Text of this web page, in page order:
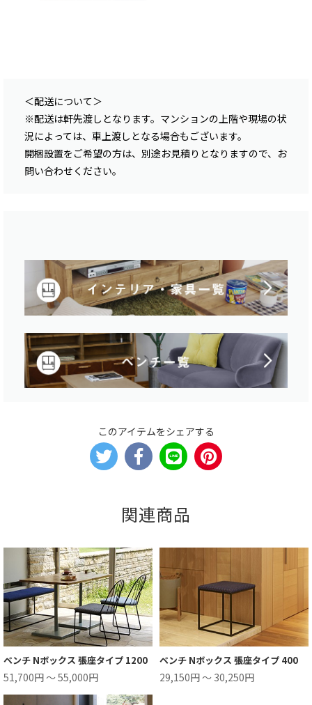
＜配送について＞
※配送は軒先渡しとなります。マンションの上階や現場の状
況によっては、車上渡しとなる場合もございます。
開梱設置をご希望の方は、別途お見積りとなりますので、お
問い合わせください。
このアイテムをシェアする
関連商品
ベンチ Nボックス 張座タイプ 1200
51,700円 ～ 55,000円
ベンチ Nボックス 張座タイプ 400
29,150円 ～ 30,250円